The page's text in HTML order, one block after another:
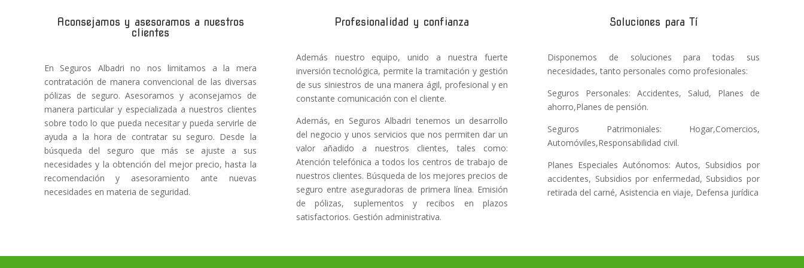
Aconsejamos y asesoramos a nuestros
clientes
En Seguros Albadri no nos limitamos a la mera
contratación de manera convencional de las diversas
pólizas de seguro. Asesoramos y aconsejamos de
manera particular y especializada a nuestros clientes
sobre todo lo que pueda necesitar y pueda servirle de
ayuda a la hora de contratar su seguro. Desde la
búsqueda del seguro que más se ajuste a sus
necesidades y la obtención del mejor precio, hasta la
recomendación y asesoramiento ante nuevas
necesidades en materia de seguridad.
Profesionalidad y confianza
Además nuestro equipo, unido a nuestra fuerte
inversión tecnológica, permite la tramitación y gestión
de sus siniestros de una manera ágil, profesional y en
constante comunicación con el cliente.
Además, en Seguros Albadri tenemos un desarrollo
del negocio y unos servicios que nos permiten dar un
valor añadido a nuestros clientes, tales como:
Atención telefónica a todos los centros de trabajo de
nuestros clientes. Búsqueda de los mejores precios de
seguro entre aseguradoras de primera línea. Emisión
de pólizas, suplementos y recibos en plazos
satisfactorios. Gestión administrativa.
Soluciones para Tí
Disponemos de soluciones para todas sus
necesidades, tanto personales como profesionales:
Seguros Personales: Accidentes, Salud, Planes de
ahorro,Planes de pensión.
Seguros Patrimoniales: Hogar,Comercios,
Automóviles,Responsabilidad civil.
Planes Especiales Autónomos: Autos, Subsidios por
accidentes, Subsidios por enfermedad, Subsidios por
retirada del carné, Asistencia en viaje, Defensa jurídica